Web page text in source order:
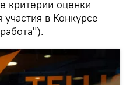
критерии оценки
в Конкурсе